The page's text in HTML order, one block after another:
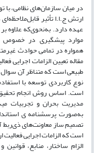
در میان سازمان‌های نظامی، با
ارتش ج.ا.ا تأثیر
عهده دارد. به‌نحوی‌که علاوه
موارد پیشگیری در خصوص
همواره در تمامی حوادث
مقاله تعیین الزامات اجرایی
طبیعی است که متناظر آن
نوع کاربردی توسعه با
است. اساس روش انجام
مدیریت بحران و تجربیات
به‌صورت پرسشنامه­ ی
تصمیم ­ساز معاونت‌های ذی‌ربط
است که الزامات اجرایی
الزام ساختار، منابع،